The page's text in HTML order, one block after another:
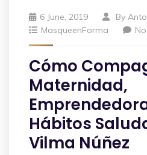
6 June, 2019 By
MasqueenForma
Cómo
Maternidad,
Hábitos
Vilma Núñez